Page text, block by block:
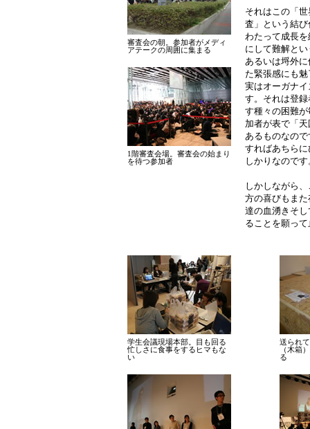
審査会の朝 。参加者がメディ
アテークの周囲に集まる
1階審査会場。審査会の始まり
を待つ参加者
それはこの「
査」という結
わたって成長
にして難解と
あるいは埒外
た緊張感にも
実はオーガナ
す。それは登
す種々の困難
加者が表で「
あるものなの
すればあちら
しかりなのです
しかしながら
方の喜びもま
達の血湧きそ
ることを願っ
学生会議現場本部。目も回る
忙しさに食事をするヒマもな
い
送られ
（木箱
る